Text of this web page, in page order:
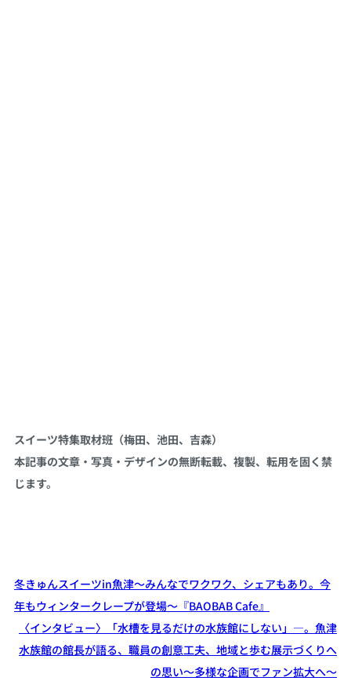
スイーツ特集取材班（梅田、池田、吉森）
本記事の文章・写真・デザインの無断転載、複製、転用を固く禁
じます。
冬きゅんスイーツin魚津～みんなでワクワク、シェアもあり。今
年もウィンタークレープが登場～『BAOBAB Cafe』
〈インタビュー〉「水槽を見るだけの水族館にしない」―。魚津
水族館の館長が語る、職員の創意工夫、地域と歩む展示づくりへ
の思い～多様な企画でファン拡大へ～